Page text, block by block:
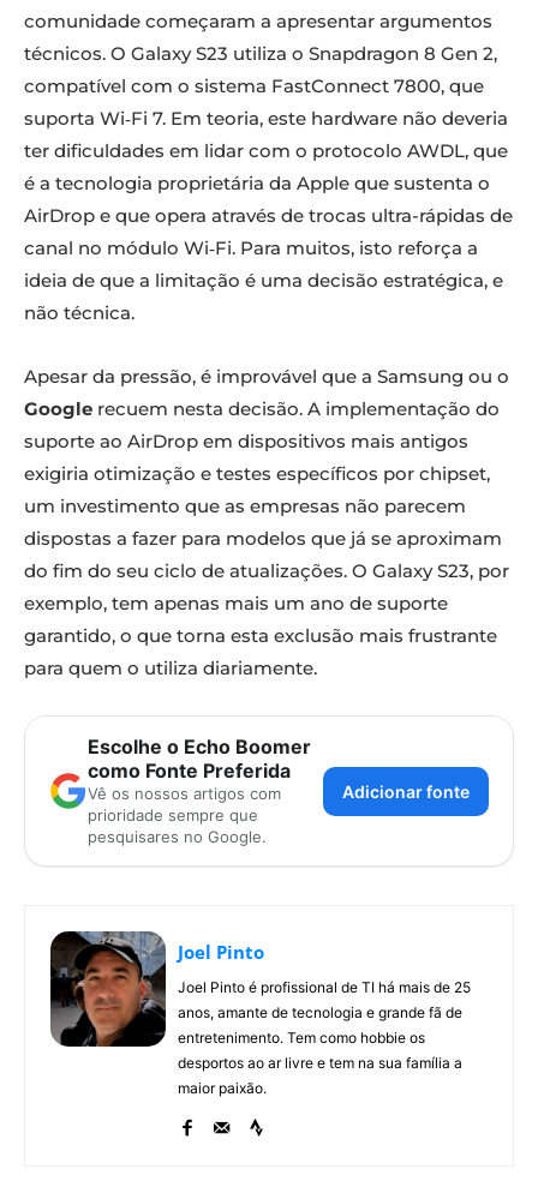
comunidade começaram a apresentar argumentos
técnicos. O Galaxy S23 utiliza o Snapdragon 8 Gen 2,
compatível com o sistema FastConnect 7800, que
suporta Wi‑Fi 7. Em teoria, este hardware não deveria
ter dificuldades em lidar com o protocolo AWDL, que
é a tecnologia proprietária da Apple que sustenta o
AirDrop e que opera através de trocas ultra-rápidas de
canal no módulo Wi‑Fi. Para muitos, isto reforça a
ideia de que a limitação é uma decisão estratégica, e
não técnica.
Apesar da pressão, é improvável que a Samsung ou o
Google recuem nesta decisão. A implementação do
suporte ao AirDrop em dispositivos mais antigos
exigiria otimização e testes específicos por chipset,
um investimento que as empresas não parecem
dispostas a fazer para modelos que já se aproximam
do fim do seu ciclo de atualizações. O Galaxy S23, por
exemplo, tem apenas mais um ano de suporte
garantido, o que torna esta exclusão mais frustrante
para quem o utiliza diariamente.
Escolhe o Echo Boomer
como Fonte Preferida
Vê os nossos artigos com
prioridade sempre que
pesquisares no Google.
Adicionar fonte
Joel Pinto
Joel Pinto é profissional de TI há mais de 25
anos, amante de tecnologia e grande fã de
entretenimento. Tem como hobbie os
desportos ao ar livre e tem na sua família a
maior paixão.